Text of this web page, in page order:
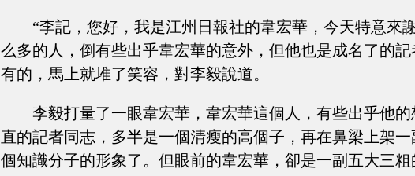
“李記，您好，我是江州日報社的韋宏華，今天特意來
么多的人，倒有些出乎韋宏華的意外，但他也是成名了的
有的，馬上就堆了笑容，對李毅說道。
李毅打量了一眼韋宏華，韋宏華這個人，有些出乎他
直的記者同志，多半是一個清瘦的高個子，再在鼻梁上架
個知識分子的形象了。但眼前的韋宏華，卻是一副五大三